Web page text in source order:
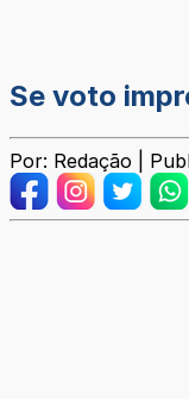
Se voto
Por: Redação |